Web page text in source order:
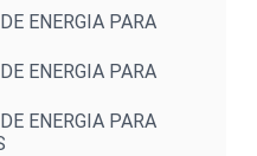
ENERGIA PARA
ENERGIA PARA
ENERGIA PARA